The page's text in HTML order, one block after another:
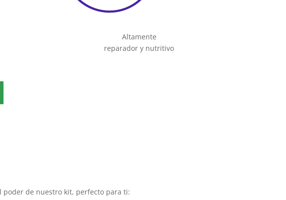
Altamente
reparador y nutritivo
poder de nuestro kit, perfecto para ti: